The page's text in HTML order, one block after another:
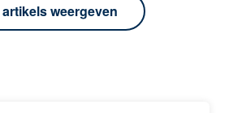
weergeven